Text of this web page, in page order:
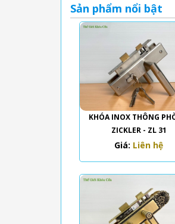
Sản phẩm nổi bật
KHÓA INOX THÔNG
ZICKLER - ZL 31
Giá: Liên hệ